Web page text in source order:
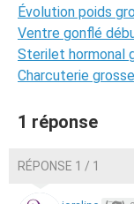
Évolution poids
Ventre gonflé
Sterilet hormonal
Charcuterie
1 réponse
RÉPONSE 1 / 1